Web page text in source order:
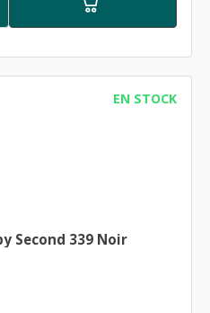
EN STOCK
Second 339 Noir